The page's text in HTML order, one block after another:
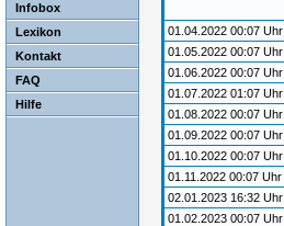
Infobox
Lexikon
Kontakt
FAQ
Hilfe
01.04.2022 00:07 Uhr
01.05.2022 00:07 Uhr
01.06.2022 00:07 Uhr
01.07.2022 01:07 Uhr
01.08.2022 00:07 Uhr
01.09.2022 00:07 Uhr
01.10.2022 00:07 Uhr
01.11.2022 00:07 Uhr
02.01.2023 16:32 Uhr
01.02.2023 00:07 Uhr